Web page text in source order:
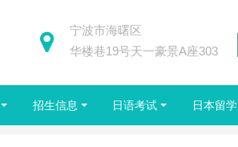
宁波市海曙区
华楼巷19号天一豪景A座303
招生信息 日语考试 日本留学